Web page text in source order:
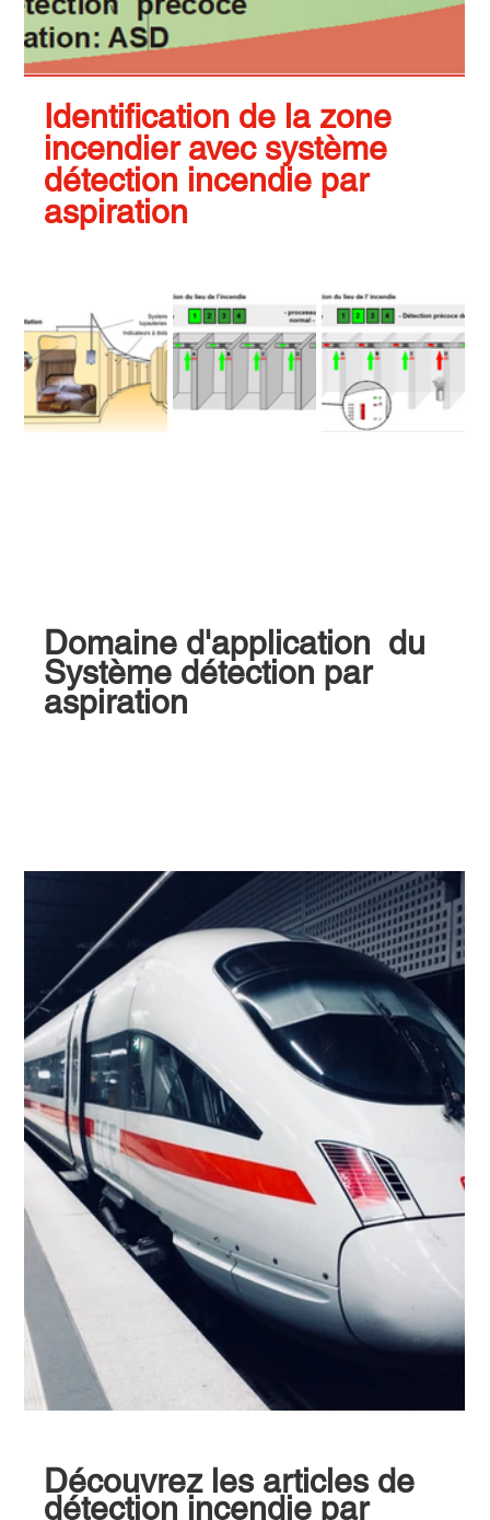
Identification de la zone
incendier avec système
détection incendie par
aspiration
Domaine d'application  du
Système détection par
aspiration
Découvrez les articles de
détection incendie par